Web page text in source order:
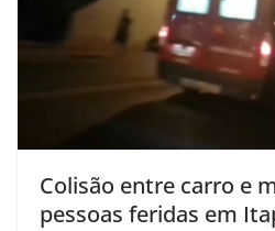
Colisão entre carro e
pessoas feridas em